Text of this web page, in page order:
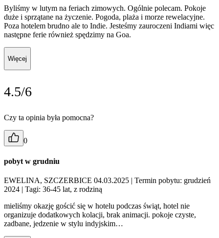
Byliśmy w lutym na feriach zimowych. Ogólnie polecam. Pokoje
duże i sprzątane na życzenie. Pogoda, plaża i morze rewelacyjne.
Poza hotelem brudno ale to Indie. Jesteśmy zauroczeni Indiami więc
następne ferie również spędzimy na Goa.
Więcej
4.5/6
Czy ta opinia była pomocna?
0
pobyt w grudniu
EWELINA, SZCZERBICE 04.03.2025 | Termin pobytu: grudzień
2024 | Tagi: 36-45 lat, z rodziną
mieliśmy okazję gościć się w hotelu podczas świąt, hotel nie
organizuje dodatkowych kolacji, brak animacji. pokoje czyste,
zadbane, jedzenie w stylu indyjskim…